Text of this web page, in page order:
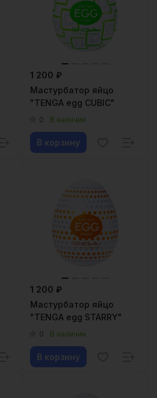
1 200 ₽
Мастурбатор яйцо
"TENGA egg CUBIC"
0 В наличии
В корзину
1 200 ₽
Мастурбатор яйцо
"TENGA egg STARRY"
0 В наличии
В корзину